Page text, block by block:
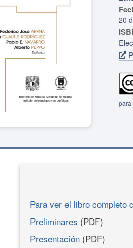
20
para
Para ver el libro completo
Preliminares (PDF)
Presentación (PDF)